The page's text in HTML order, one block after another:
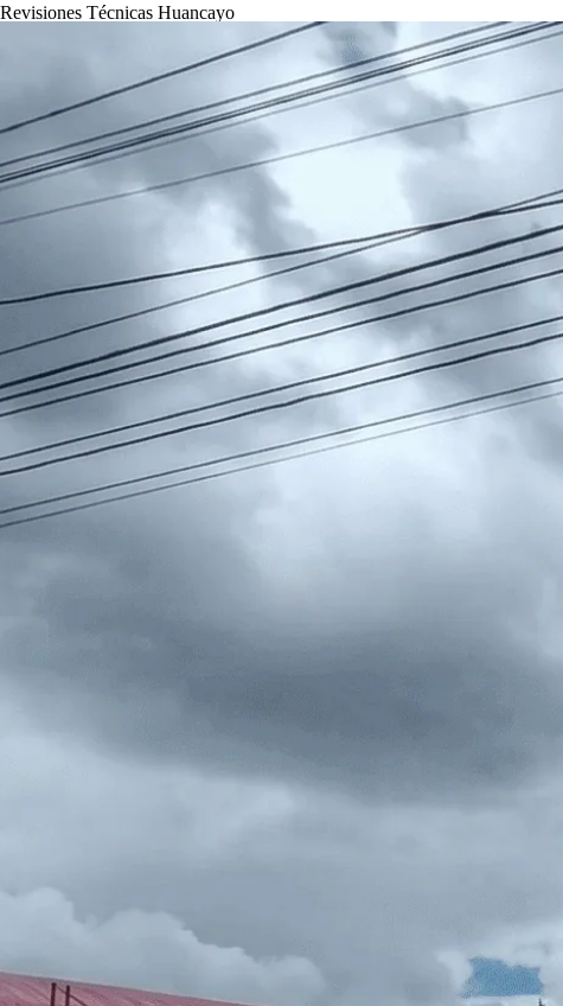
Revisiones Técnicas Huancayo